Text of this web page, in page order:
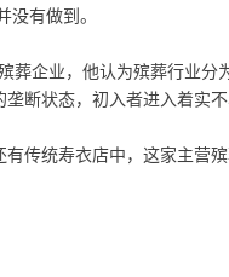
有做到。
企业，他认为殡葬行业
断状态，初入者进入着实不
传统寿衣店中，这家主营